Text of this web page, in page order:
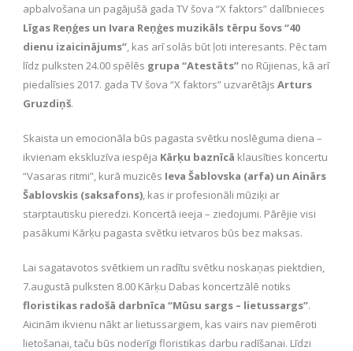
apbalvošana un pagājušā gada TV šova “X faktors” dalībnieces
Līgas Reņģes un Ivara Reņģes muzikāls tērpu šovs “40
dienu izaicinājums”, kas arī solās būt ļoti interesants. Pēc tam
līdz pulksten 24.00 spēlēs grupa “Atestāts” no Rūjienas, kā arī
piedalīsies 2017. gada TV šova “X faktors” uzvarētājs Arturs
Gruzdiņš.
Skaista un emocionāla būs pagasta svētku noslēguma diena –
ikvienam ekskluzīva iespēja Kārķu baznīcā klausīties koncertu
“Vasaras ritmi”, kurā muzicēs Ieva Šablovska (arfa) un Ainārs
Šablovskis (saksafons), kas ir profesionāli mūziķi ar
starptautisku pieredzi. Koncertā ieeja – ziedojumi. Pārējie visi
pasākumi Kārķu pagasta svētku ietvaros būs bez maksas.
Lai sagatavotos svētkiem un radītu svētku noskaņas piektdien,
7.augustā pulksten 8.00 Kārķu Dabas koncertzālē notiks
floristikas radošā darbnīca “Mūsu sargs – lietussargs”.
Aicinām ikvienu nākt ar lietussargiem, kas vairs nav piemēroti
lietošanai, taču būs noderīgi floristikas darbu radīšanai. Līdzi